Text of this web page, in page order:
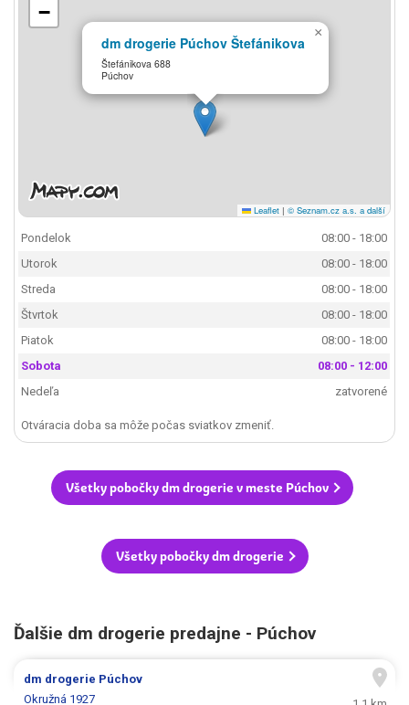
dm drogerie Púchov Štefánikova
Štefánikova 688
Púchov
×
−
Leaflet | © Seznam.cz a.s. a další
Pondelok
08:00 - 18:00
Utorok
08:00 - 18:00
Streda
08:00 - 18:00
Štvrtok
08:00 - 18:00
Piatok
08:00 - 18:00
Sobota
08:00 - 12:00
Nedeľa
zatvorené
Otváracia doba sa môže počas sviatkov zmeniť.
Všetky pobočky dm drogerie v meste Púchov
Všetky pobočky dm drogerie
Ďalšie dm drogerie predajne - Púchov
dm drogerie Púchov
Okružná 1927